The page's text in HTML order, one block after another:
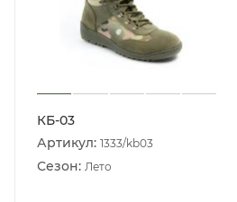
КБ-03
Артикул: 1333/kb03
Сезон: Лето